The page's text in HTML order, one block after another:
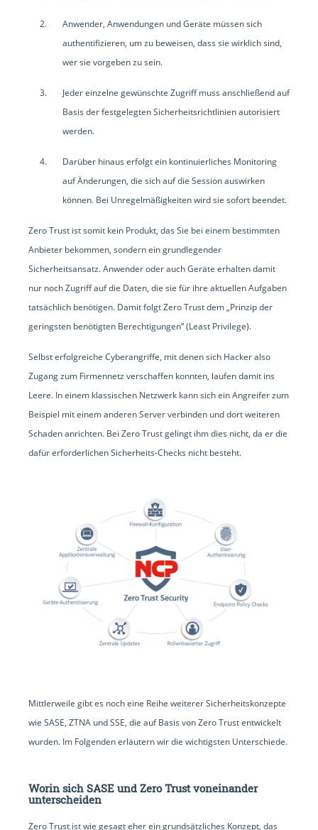
Anwender, Anwendungen und Geräte müssen sich
authentifizieren, um zu beweisen, dass sie wirklich sind,
wer sie vorgeben zu sein.
Jeder einzelne gewünschte Zugriff muss anschließend auf
Basis der festgelegten Sicherheitsrichtlinien autorisiert
werden.
Darüber hinaus erfolgt ein kontinuierliches Monitoring
auf Änderungen, die sich auf die Session auswirken
können. Bei Unregelmäßigkeiten wird sie sofort beendet.
Zero Trust ist somit kein Produkt, das Sie bei einem bestimmten
Anbieter bekommen, sondern ein grundlegender
Sicherheitsansatz. Anwender oder auch Geräte erhalten damit
nur noch Zugriff auf die Daten, die sie für ihre aktuellen Aufgaben
tatsächlich benötigen. Damit folgt Zero Trust dem „Prinzip der
geringsten benötigten Berechtigungen“ (Least Privilege).
Selbst erfolgreiche Cyberangriffe, mit denen sich Hacker also
Zugang zum Firmennetz verschaffen konnten, laufen damit ins
Leere. In einem klassischen Netzwerk kann sich ein Angreifer zum
Beispiel mit einem anderen Server verbinden und dort weiteren
Schaden anrichten. Bei Zero Trust gelingt ihm dies nicht, da er die
dafür erforderlichen Sicherheits-Checks nicht besteht.
Mittlerweile gibt es noch eine Reihe weiterer Sicherheitskonzepte
wie SASE, ZTNA und SSE, die auf Basis von Zero Trust entwickelt
wurden. Im Folgenden erläutern wir die wichtigsten Unterschiede.
Worin sich SASE und Zero Trust voneinander
unterscheiden
Zero Trust ist wie gesagt eher ein grundsätzliches Konzept, das